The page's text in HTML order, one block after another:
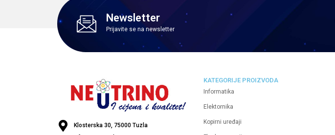
Newsletter
Prijavite se na newsletter
Klosterska 30, 75000 Tuzla
KATEGORIJE PROIZVODA
Informatika
Elektornika
Kopirni uređaji